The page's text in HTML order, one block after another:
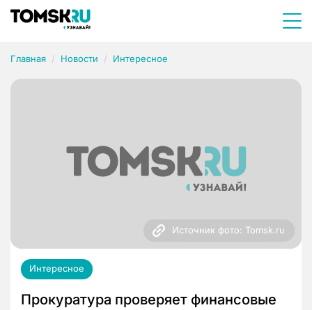
Главная Новости Интересное
Источник фото: Tomsk.ru
Интересное
Прокуратура проверяет финансовые